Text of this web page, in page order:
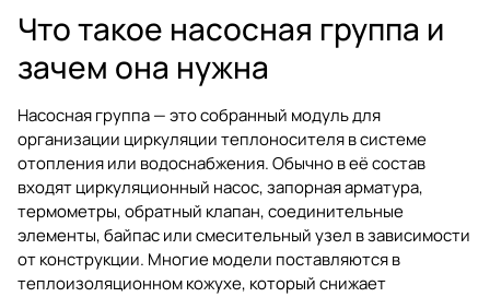
Что такое насосная группа и
зачем она нужна
Насосная группа — это собранный модуль для
организации циркуляции теплоносителя в системе
отопления или водоснабжения. Обычно в её состав
входят циркуляционный насос, запорная арматура,
термометры, обратный клапан, соединительные
элементы, байпас или смесительный узел в зависимости
от конструкции. Многие модели поставляются в
теплоизоляционном кожухе, который снижает